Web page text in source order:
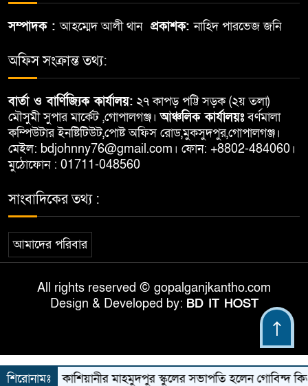
সম্পাদক :আহম্মেদ আলী থান প্রকাশক:নাহিদ পারভেজ জনি
অফিস সংক্রান্ত তথ্য:
বার্তা ও বার্ণিজ্যিক কার্যালয়: ২৭ কাপড় পট্টি সড়ক (২য় তলা)
মৌসুমী সুপার মার্কেট ,গোপালগঞ্জ।আঞ্চলিক কার্যালয়ঃবর্ণমালা
কম্পিউটার ইনষ্টিটিউট,পোষ্ট অফিস রোড,মুকসুদপুর,গোপালগঞ্জ।
মেইল: bdjohnny76@gmail.com। ফোন: +8802-484060।
মুঠোফোন : 01711-048560
সাংবাদিকের তথ্য :
আমাদের পরিবার
All rights reserved © gopalganjkantho.com
Design & Developed by: BD IT HOST
শিরোনামঃকাশিয়ানীর মাহমুদপুর স্কুলের সভাপতি হলেন গোবিন্দ